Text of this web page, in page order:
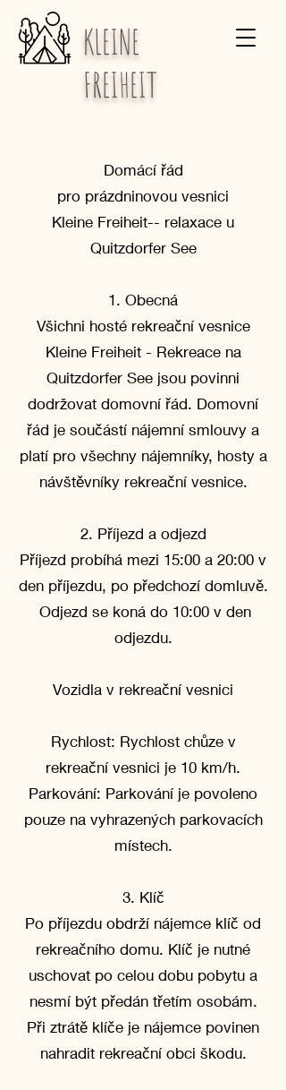
KLEINE
FREIHEIT
Domácí řád
pro prázdninovou vesnici
Kleine Freiheit-- relaxace u
Quitzdorfer See
1. Obecná
Všichni hosté rekreační vesnice
Kleine Freiheit - Rekreace na
Quitzdorfer See jsou povinni
dodržovat domovní řád. Domovní
řád je součástí nájemní smlouvy a
platí pro všechny nájemníky, hosty a
návštěvníky rekreační vesnice.
2. Příjezd a odjezd
Příjezd probíhá mezi 15:00 a 20:00 v
den příjezdu, po předchozí domluvě.
Odjezd se koná do 10:00 v den
odjezdu.
Vozidla v rekreační vesnici
Rychlost: Rychlost chůze v
rekreační vesnici je 10 km/h.
Parkování: Parkování je povoleno
pouze na vyhrazených parkovacích
místech.
3. Klíč
Po příjezdu obdrží nájemce klíč od
rekreačního domu. Klíč je nutné
uschovat po celou dobu pobytu a
nesmí být předán třetím osobám.
Při ztrátě klíče je nájemce povinen
nahradit rekreační obci škodu.